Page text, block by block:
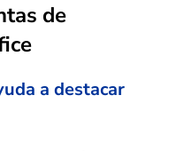
de
a destacar